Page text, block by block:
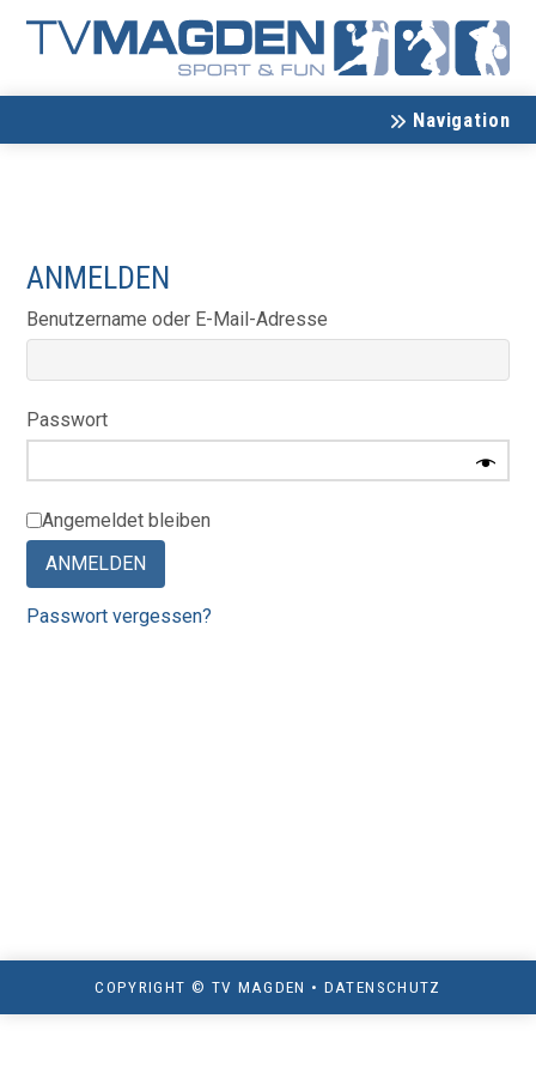
Navigation
ANMELDEN
Benutzername oder E-Mail-Adresse
Passwort
Angemeldet bleiben
ANMELDEN
Passwort vergessen?
COPYRIGHT © TV MAGDEN • DATENSCHUTZ